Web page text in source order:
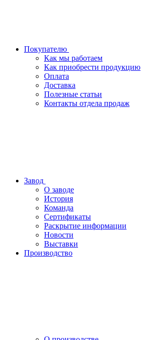
Покупателю
Как мы работаем
Как приобрести продукцию
Оплата
Доставка
Полезные статьи
Контакты отдела продаж
Завод
О заводе
История
Команда
Сертификаты
Раскрытие информации
Новости
Выставки
Производство